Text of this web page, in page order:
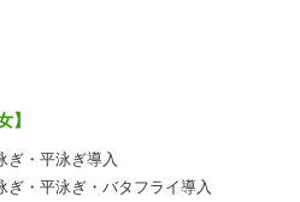
】
ぎ・平泳ぎ導入
・平泳ぎ・バタフライ導入